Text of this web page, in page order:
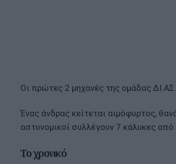
Οι πρώτες 2 μηχανές της ομάδας
Ένας άνδρας κείτεται αιμόφυρτος,
αστυνομικοί συλλέγουν 7 κάλυκες από
Το χρονικό